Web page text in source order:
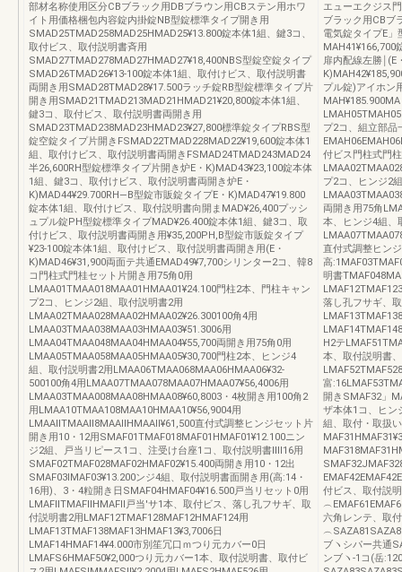
部材名称使用区分CBブラック用DBブラウン用CBステン用ホワ
イト用価格梱包内容錠内掛錠NB型錠標準タイプ開き用
SMAD25TMAD258MAD25HMAD25¥13.800錠本体1組、鍵3コ、
取付ビス、取付説明書斉用
SMAD27TMAD278MAD27HMAD27¥18,400NBS型錠空錠タイプ
SMAD26TMAD26¥13‐100錠本体1組、取付けビス、取付説明書
両開き用SMAD28TMAD28¥17.500ラッチ錠RB型錠標準タイプ片
開き用SMAD21TMAD213MAD21HMAD21¥20,800錠本体1組、
鍵3コ、取付ビス、取付説明書両開き用
SMAD23TMAD238MAD23HMAD23¥27,800標準錠タイプRBS型
錠空錠タイプ片開きFSMAD22TMAD228MAD22¥19,600錠本体1
組、取付けビス、取付説明書両開きFSMAD24TMAD243MAD24
半26,600RH型錠標準タイプ片開き炉E・K)MAD43¥23,100錠本体
1組、鍵3コ、取付けビス、取付説明書両開き炉E・
K)MAD44¥29.700RH―B型錠市販錠タイプE・K)MAD47¥19.800
錠本体1組、取付けビス、取付説明書向開まMAD¥26,400プッシ
ュプル錠PH型錠標準タイプMAD¥26.400錠本体1組、鍵3コ、取
付けビス、取付説明書両開き用¥35,200PH,B型錠市販錠タイプ
¥23‐100錠本体1組、取付けビス、取付説明書両開き用(E・
K)MAD46¥31,900両面テ共通EMAD49¥7,700シリンター2コ、韓8
コ門柱式門桂セット片開き用75角0用
LMAA01TMAA018MAA01HMAA01¥24.100門柱2本、門柱キャン
プ2コ、ヒンジ2組、取付説明書2用
LMAA02TMAA028MAA02HMAA02¥26.300100角4用
LMAA03TMAA038MAA03HMAA03¥51.3006用
LMAA04TMAA048MAA04HMAA04¥55,700両開き用75角0用
LMAA05TMAA058MAA05HMAA05¥30,700門柱2本、ヒンジ4
組、取付説明書2用LMAA06TMAA068MAA06HMAA06¥32‐
500100角4用LMAA07TMAA078MAA07HMAA07¥56,4006用
LMAA03TMAA008MAA08HMAA08¥60,8003・4枚開き用100角2
用LMAA10TMAA108MAA10HMAA10¥56,9004用
LMAAllTMAAll8MAAllHMAAll¥61,500直付式調整ヒンジセット片
開き用10・12用SMAF01TMAF018MAF01HMAF01¥12.100ニン
ジ2組、戸当リピース1コ、注受け台座1コ、取付説明書lⅢ16用
SMAF02TMAF028MAF02HMAF02¥15.400両開き用10・12出
SMAF03lMAF03¥13.200ンジ4組、取付説明書面開き用(高:14・
16用)、3・4粒開き日SMAF04HMAF04¥16.500戸当リセット0用
LMAFllTMAFllHMAFll戸当'サ1本、取付ビス、落し孔フサギ、取
付説明書2用LMAF12TMAF128MAF12HMAF124用
LMAF13TMAF138MAF13HMAF13¥3,7006日
LMAF14HMAF14¥4.000市別笙冗口ｍつり元カバー0日
LMAFS6HMAF50¥2,000つり元カバー1本、取付説明書、取付ビ
エューエクジス
ブラック用CBブ
電気錠タイプE
MAH41¥166,700
扉内配線左勝￨(E
プル錠)アイホン
プ2コ、組立部品
付ビス門柱式門
プ2コ、ヒンジ2
両開き用75角
本、ヒンジ4組、
直付式調整ヒン
高
明書
落し孔フサギ、
H2テ
本、取付説明書
富
開きSMAF32」
ザ本体1コ、ヒン
組、取付・取扱
付ビス、取付説
六角レンテ、取
ブヽシパー共通
ンブヽ-1コ(岳